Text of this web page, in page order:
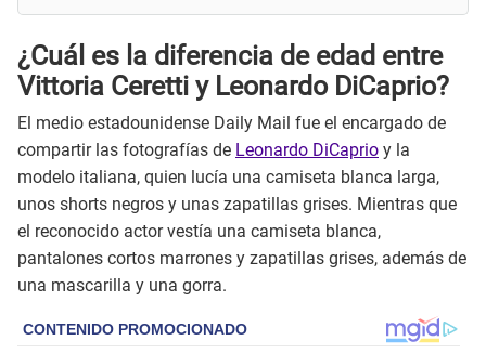
¿Cuál es la diferencia de edad entre
Vittoria Ceretti y Leonardo DiCaprio?
El medio estadounidense Daily Mail fue el encargado de
compartir las fotografías de Leonardo DiCaprio y la
modelo italiana, quien lucía una camiseta blanca larga,
unos shorts negros y unas zapatillas grises. Mientras que
el reconocido actor vestía una camiseta blanca,
pantalones cortos marrones y zapatillas grises, además de
una mascarilla y una gorra.